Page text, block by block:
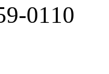
0110